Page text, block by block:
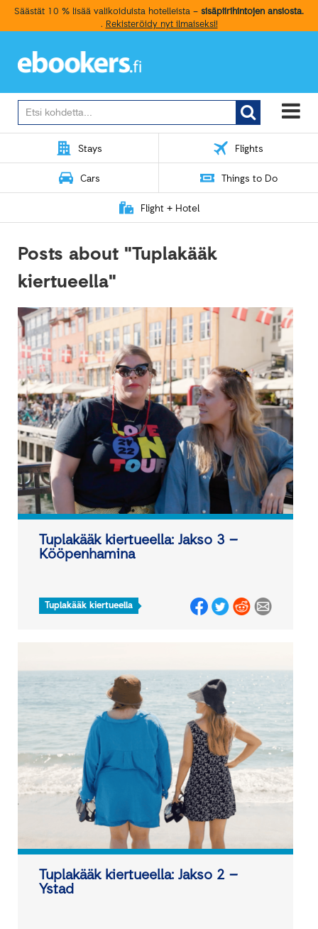
Säästät 10 % lisää valikoiduista hotelleista – sisäpiirihintojen ansiosta.
. Rekisteröidy nyt ilmaiseksi!
Search
for:
Stays Flights
Cars Things to Do
Flight + Hotel
Posts about "Tuplakääk
kiertueella"
Tuplakääk kiertueella: Jakso 3 −
Kööpenhamina
Tuplakääk kiertueella
Tuplakääk kiertueella: Jakso 2 −
Ystad